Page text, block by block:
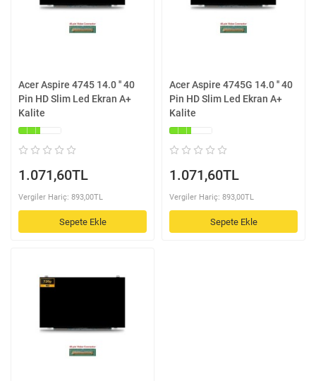
Acer Aspire 4745 14.0 '' 40
Pin HD Slim Led Ekran A+
Kalite
1.071,60TL
Vergiler Hariç: 893,00TL
Sepete Ekle
Acer Aspire 4745G 14.0 '' 40
Pin HD Slim Led Ekran A+
Kalite
1.071,60TL
Vergiler Hariç: 893,00TL
Sepete Ekle